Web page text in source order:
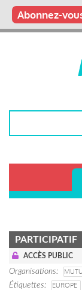
Aller
contenu
Main
Qui sommes
Vous publiez
Nous publions
Contactez-nous
Abonnez-
PARTICIPATIF
ACCÈS PUBLIC
Organisations
Étiquettes
EUROPE